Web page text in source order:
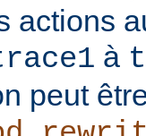
actions
à
peut